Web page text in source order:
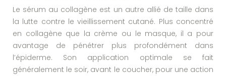
Le sérum au collagène est un autre allié de taille dans
la lutte contre le vieillissement cutané. Plus concentré
en collagène que la crème ou le masque, il a pour
avantage de pénétrer plus profondément dans
l’épiderme. Son application optimale se fait
généralement le soir, avant le coucher, pour une action